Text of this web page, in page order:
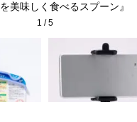
美味しく食べるスプーン』
1 /5